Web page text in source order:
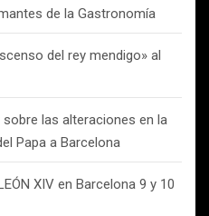
de la Gastronomía
del rey mendigo» al
las alteraciones en la
Papa a Barcelona
XIV en Barcelona 9 y 10